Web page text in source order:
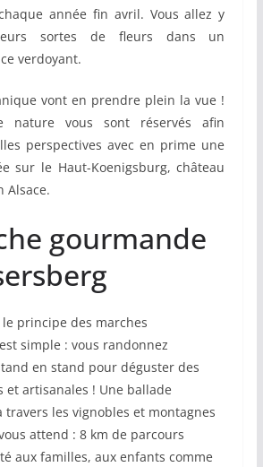
année fin avril. Vous allez y
sortes de fleurs dans un
verdoyant.
vont en prendre plein la vue !
nature vous sont réservés afin
perspectives avec en prime une
sur le Haut-Koenigsburg, château
Alsace.
gourmande
le principe des marches
simple : vous randonnez
en stand pour déguster des
et artisanales ! Une ballade
travers les vignobles et montagnes
attend : 8 km de parcours
aux familles, aux enfants comme